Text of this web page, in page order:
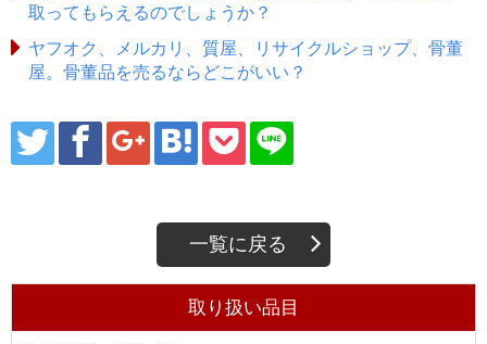
取ってもらえるのでしょうか？
ヤフオク、メルカリ、質屋、リサイクルショップ、骨董
屋。骨董品を売るならどこがいい？
一覧に戻る
取り扱い品目